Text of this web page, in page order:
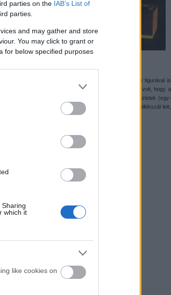
parties on the IAB’s List of
parties.
and may gather and store
You may click to grant or
for below specified purposes
which it
like cookies on
aki azon kívül, hogy a nevét adta a sorozathoz, egy figurával is
is a
nevű figura, az ő maga. Persze ez kevés volt, hogy a
így 2002-ben megjelentek a licencelt Spider-man készletek (egy-
sorozat kivált a Studios égisze alól, és különálló mellékszál lett,
készletek nyomában poszt lesz.